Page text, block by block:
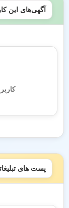
آگهی‌های این
پست های